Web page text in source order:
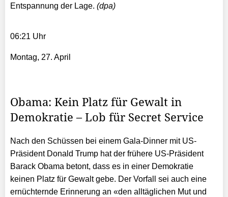
Entspannung der Lage. (dpa)
06:21 Uhr
Montag, 27. April
Obama: Kein Platz für Gewalt in
Demokratie – Lob für Secret Service
Nach den Schüssen bei einem Gala-Dinner mit US-
Präsident Donald Trump hat der frühere US-Präsident
Barack Obama betont, dass es in einer Demokratie
keinen Platz für Gewalt gebe. Der Vorfall sei auch eine
ernüchternde Erinnerung an «den alltäglichen Mut und